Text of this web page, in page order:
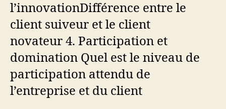
l’innovationDifférence entre le
client suiveur et le client
novateur4. Participation et
domination Quel est le niveau de
participation attendu de
l’entreprise et du client